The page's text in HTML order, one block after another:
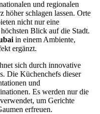
und regionalen
höher schlagen lassen. Orte
nicht nur eine
Blick auf die Stadt.
in einem Ambiente,
ergänzt.
sich durch innovative
Die Küchenchefs dieser
und
Es werden nur die
um Gerichte
erfreuen.